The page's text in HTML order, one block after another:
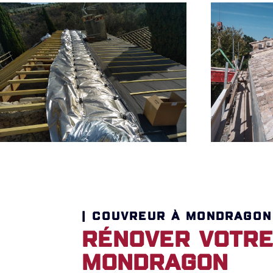
| COUVREUR À
Rénover
Mondragon